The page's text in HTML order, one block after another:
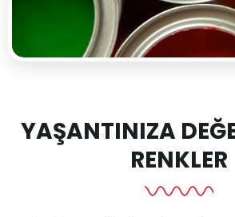
YAŞANTINIZA
RENKLER